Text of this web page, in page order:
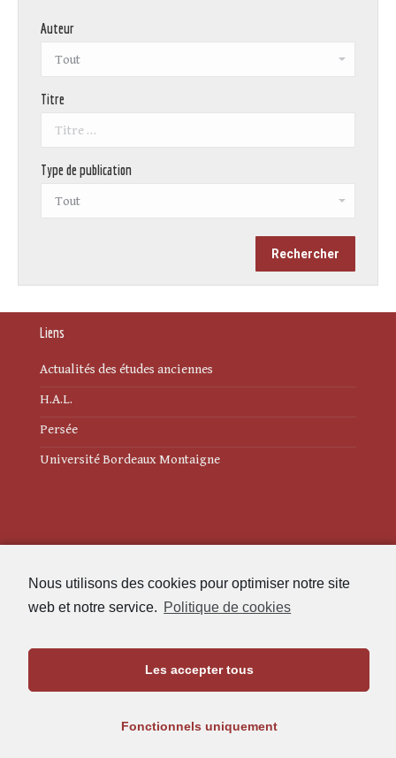
Nous utilisons des cookies pour optimiser notre site
web et notre service. Politique de cookies
Les accepter tous
Fonctionnels uniquement
Auteur
Titre
Type de publication
Liens
Actualités des études anciennes
H.A.L.
Persée
Université Bordeaux Montaigne
Politique de cookies (UE)
Maison de l'Archéologie